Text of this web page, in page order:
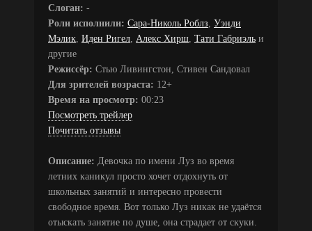
Слоган: -
Роли исполнили: Сара-Николь Роблз Уэнди
Мэлик Иден Ригел Алекс Хирш Тати Габриэль и
другие
Режиссёр: Стью Ливингстон, Стивен Сандовал
Для зрителей возраста: 12+
Время на просмотр: 00:23
Посмотреть трейлер
Почитать отзывы
Описание: Девочка по имени Луз во время
летних каникул просто хочет отдохнуть от
школьных занятий и интересно провести
свободное время. Вот только Луз никак не удаётся
отыскать занятие по душе, она страдает от скуки.